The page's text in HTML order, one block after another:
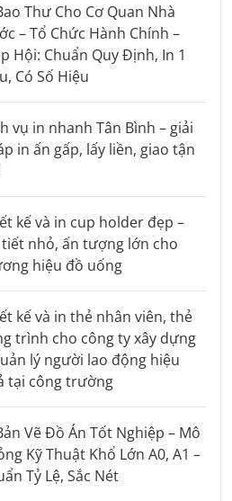
Thư Cho Cơ Quan Nhà
– Tổ Chức Hành Chính –
Hội: Chuẩn Quy Định, In 1
Có Số Hiệu
vụ in nhanh Tân Bình – giải
in ấn gấp, lấy liền, giao tận
kế và in cup holder đẹp –
nhỏ, ấn tượng lớn cho
hiệu đồ uống
kế và in thẻ nhân viên, thẻ
trình cho công ty xây dựng
lý người lao động hiệu
tại công trường
Vẽ Đồ Án Tốt Nghiệp – Mô
Kỹ Thuật Khổ Lớn A0, A1 –
Tỷ Lệ, Sắc Nét